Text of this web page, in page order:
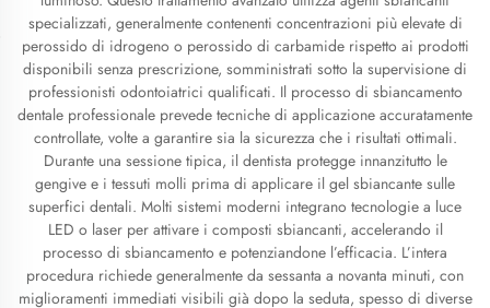
specializzati, generalmente contenenti concentrazioni più elevate di
perossido di idrogeno o perossido di carbamide rispetto ai prodotti
disponibili senza prescrizione, somministrati sotto la supervisione di
professionisti odontoiatrici qualificati. Il processo di sbiancamento
dentale professionale prevede tecniche di applicazione accuratamente
controllate, volte a garantire sia la sicurezza che i risultati ottimali.
Durante una sessione tipica, il dentista protegge innanzitutto le
gengive e i tessuti molli prima di applicare il gel sbiancante sulle
superfici dentali. Molti sistemi moderni integrano tecnologie a luce
LED o laser per attivare i composti sbiancanti, accelerando il
processo di sbiancamento e potenziandone l’efficacia. L’intera
procedura richiede generalmente da sessanta a novanta minuti, con
miglioramenti immediati visibili già dopo la seduta, spesso di diverse